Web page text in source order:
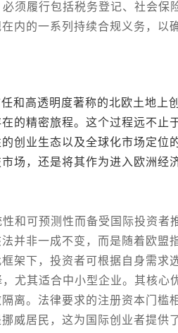
履行包括税务登记、社会保
内的一系列持续合规义务，以
高透明度著称的北欧土地上
的精密旅程。这个过程远不止
创业生态以及全球化市场定位
场，还是将其作为进入欧洲经
可预测性而备受国际投资者
并非一成不变，而是随着欧盟
架下，投资者可根据自身需求
其适合中小型企业。其核心
离。法律要求的注册资本门槛
威居民，这为国际创业者提供